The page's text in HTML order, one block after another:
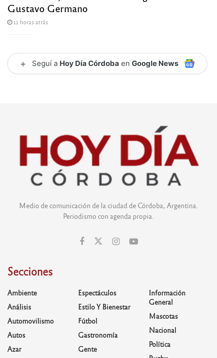
Gustavo Germano
11 horas atrás
+ Seguí a Hoy Día Córdoba en Google News
Medio de comunicación de la ciudad de Córdoba, Argentina.
Periodismo con agenda propia.
Secciones
Ambiente
Análisis
Automovilismo
Autos
Azar
Espectáculos
Estilo Y Bienestar
Fútbol
Gastronomía
Gente
Información
General
Mascotas
Nacional
Política